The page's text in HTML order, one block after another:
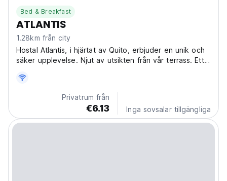
Bed & Breakfast
ATLANTIS
1.28km från city
Hostal Atlantis, i hjärtat av Quito, erbjuder en unik och
säker upplevelse. Njut av utsikten från vår terrass. Ett
attraktioner. (Auto-translated from original language)
Privatrum från
€6.13 Inga sovsalar tillgängliga